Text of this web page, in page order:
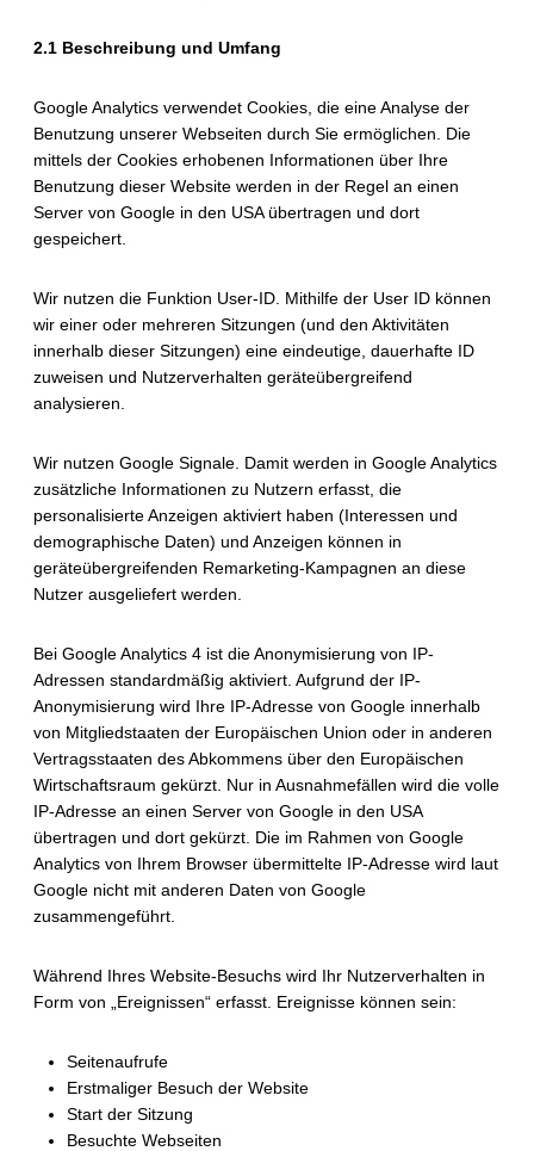
2.1 Beschreibung und Umfang
Google Analytics verwendet Cookies, die eine Analyse der
Benutzung unserer Webseiten durch Sie ermöglichen. Die
mittels der Cookies erhobenen Informationen über Ihre
Benutzung dieser Website werden in der Regel an einen
Server von Google in den USA übertragen und dort
gespeichert.
Wir nutzen die Funktion User-ID. Mithilfe der User ID können
wir einer oder mehreren Sitzungen (und den Aktivitäten
innerhalb dieser Sitzungen) eine eindeutige, dauerhafte ID
zuweisen und Nutzerverhalten geräteübergreifend
analysieren
Wir nutzen Google Signale. Damit werden in Google Analytics
zusätzliche Informationen zu Nutzern erfasst, die
personalisierte Anzeigen aktiviert haben (Interessen und
demographische Daten) und Anzeigen können in
geräteübergreifenden Remarketing-Kampagnen an diese
Nutzer ausgeliefert werden.
Bei Google Analytics 4 ist die Anonymisierung von IP-
Adressen standardmäßig aktiviert. Aufgrund der IP-
Anonymisierung wird Ihre IP-Adresse von Google innerhalb
von Mitgliedstaaten der Europäischen Union oder in anderen
Vertragsstaaten des Abkommens über den Europäischen
Wirtschaftsraum gekürzt. Nur in Ausnahmefällen wird die volle
IP-Adresse an einen Server von Google in den USA
übertragen und dort gekürzt. Die im Rahmen von Google
Analytics von Ihrem Browser übermittelte IP-Adresse wird laut
Google nicht mit anderen Daten von Google
zusammengeführt.
Während Ihres Website-Besuchs wird Ihr Nutzerverhalten in
Form von „Ereignissen“ erfasst. Ereignisse können sein:
Seitenaufrufe
Erstmaliger Besuch der Website
Start der Sitzung
Besuchte Webseiten